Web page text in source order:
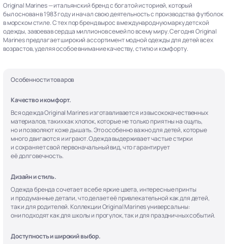
Original Marines — итальянский бренд с богатой историей, который
был основан в 1983 году и начал свою деятельность с производства футболок
в морском стиле. С тех пор бренд вырос в международную марку детской
одежды, завоевав сердца миллионов семей по всему миру. Сегодня Original
Marines предлагает широкий ассортимент модной одежды для детей всех
возрастов, уделяя особое внимание качеству, стилю и комфорту.
Особенности товаров
Качество и комфорт.
Вся одежда Original Marines изготавливается из высококачественных
материалов, таких как хлопок, которые не только приятны на ощупь,
но и позволяют коже дышать. Это особенно важно для детей, которые
много двигаются и играют. Одежда выдерживает частые стирки
и сохраняет свой первоначальный вид, что гарантирует
её долговечность.
Дизайн и стиль.
Одежда бренда сочетает в себе яркие цвета, интересные принты
и продуманные детали, что делает её привлекательной как для детей,
так и для родителей. Коллекции Original Marines универсальны:
они подходят как для школы и прогулок, так и для праздничных событий.
Доступность и широкий выбор.